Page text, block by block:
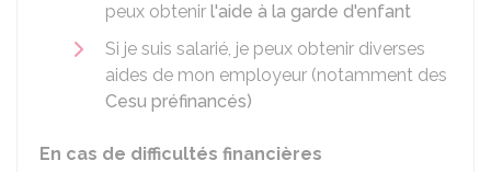
peux obtenir l'aide à la garde d'enfant
Si je suis salarié, je peux obtenir diverses
aides de mon employeur (notamment des
Cesu préfinancés)
En cas de difficultés financières